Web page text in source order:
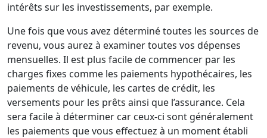
intérêts sur les investissements, par exemple.
Une fois que vous avez déterminé toutes les sources de
revenu, vous aurez à examiner toutes vos dépenses
mensuelles. Il est plus facile de commencer par les
charges fixes comme les paiements hypothécaires, les
paiements de véhicule, les cartes de crédit, les
versements pour les prêts ainsi que l’assurance. Cela
sera facile à déterminer car ceux-ci sont généralement
les paiements que vous effectuez à un moment établi